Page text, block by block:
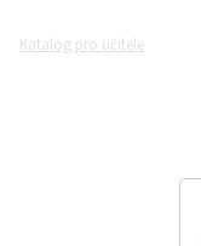
Katalog pro učitele